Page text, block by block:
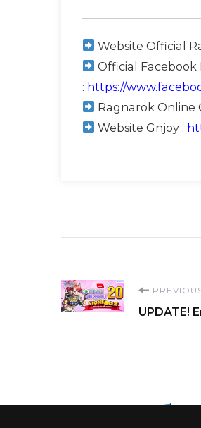
Website Official
Official
: https://
Ragnarok Online
Website Gnjoy :
Post
UPDATE!